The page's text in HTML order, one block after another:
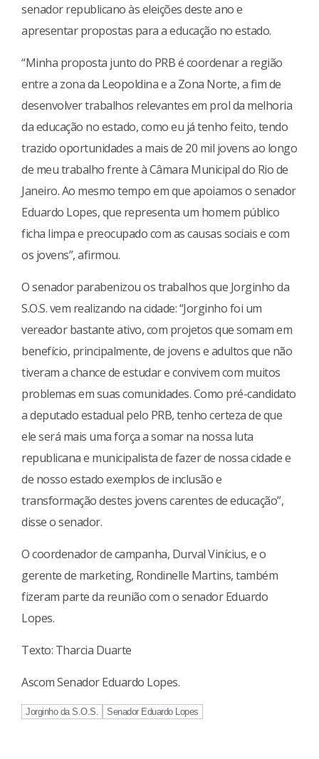
senador republicano às eleições deste ano e
apresentar propostas para a educação no estado.
“Minha proposta junto do PRB é coordenar a região
entre a zona da Leopoldina e a Zona Norte, a fim de
desenvolver trabalhos relevantes em prol da melhoria
da educação no estado, como eu já tenho feito, tendo
trazido oportunidades a mais de 20 mil jovens ao longo
de meu trabalho frente à Câmara Municipal do Rio de
Janeiro. Ao mesmo tempo em que apoiamos o senador
Eduardo Lopes, que representa um homem público
ficha limpa e preocupado com as causas sociais e com
os jovens”, afirmou.
O senador parabenizou os trabalhos que Jorginho da
S.O.S. vem realizando na cidade: “Jorginho foi um
vereador bastante ativo, com projetos que somam em
benefício, principalmente, de jovens e adultos que não
tiveram a chance de estudar e convivem com muitos
problemas em suas comunidades. Como pré-candidato
a deputado estadual pelo PRB, tenho certeza de que
ele será mais uma força a somar na nossa luta
republicana e municipalista de fazer de nossa cidade e
de nosso estado exemplos de inclusão e
transformação destes jovens carentes de educação”,
disse o senador.
O coordenador de campanha, Durval Vinícius, e o
gerente de marketing, Rondinelle Martins, também
fizeram parte da reunião com o senador Eduardo
Lopes.
Texto: Tharcia Duarte
Ascom Senador Eduardo Lopes.
Jorginho da S.O.S. Senador Eduardo Lopes